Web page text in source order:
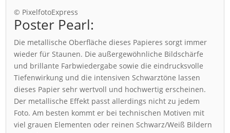
© PixelfotoExpress
Poster Pearl:
Die metallische Oberfläche dieses Papieres sorgt immer
wieder für Staunen. Die außergewöhnliche Bildschärfe
und brillante Farbwiedergabe sowie die eindrucksvolle
Tiefenwirkung und die intensiven Schwarztöne lassen
dieses Papier sehr wertvoll und hochwertig erscheinen.
Der metallische Effekt passt allerdings nicht zu jedem
Foto. Am besten kommt er bei technischen Motiven mit
viel grauen Elementen oder reinen Schwarz/Weiß Bildern